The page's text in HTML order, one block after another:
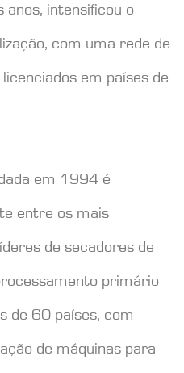
intensificou o
com uma rede de
em países de
em 1994 é
entre os mais
de secadores de
primário
de 60 países, com
de máquinas para